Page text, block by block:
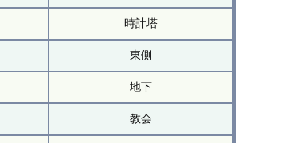
時計塔
東側
地下
教会